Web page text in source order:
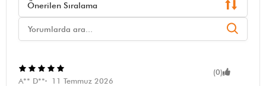
Önerilen Sıralama
(0)
A** D**
11 Temmuz 2026